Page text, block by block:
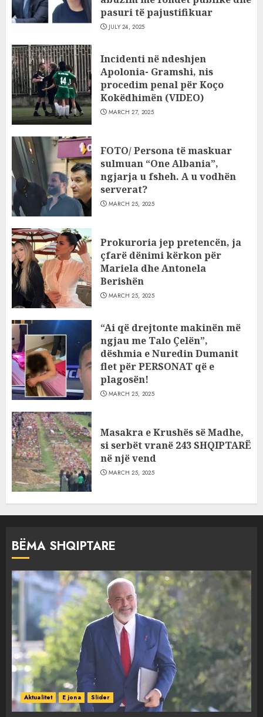
pasuri të pajustifikuar
JULY 24, 2025
Incidenti në ndeshjen
Apolonia- Gramshi, nis
procedim penal për Koço
Kokëdhimën (VIDEO)
MARCH 27, 2025
FOTO/ Persona të maskuar
sulmuan “One Albania”,
ngjarja u fsheh. A u vodhën
serverat?
MARCH 25, 2025
Prokuroria jep pretencën, ja
çfarë dënimi kërkon për
Mariela dhe Antonela
Berishën
MARCH 25, 2025
“Ai që drejtonte makinën më
ngjau me Talo Çelën”,
dëshmia e Nuredin Dumanit
flet për PERSONAT që e
plagosën!
MARCH 25, 2025
Masakra e Krushës së Madhe,
si serbët vranë 243 SHQIPTARË
në një vend
MARCH 25, 2025
BËMA SHQIPTARE
Aktualitet E jona Slider